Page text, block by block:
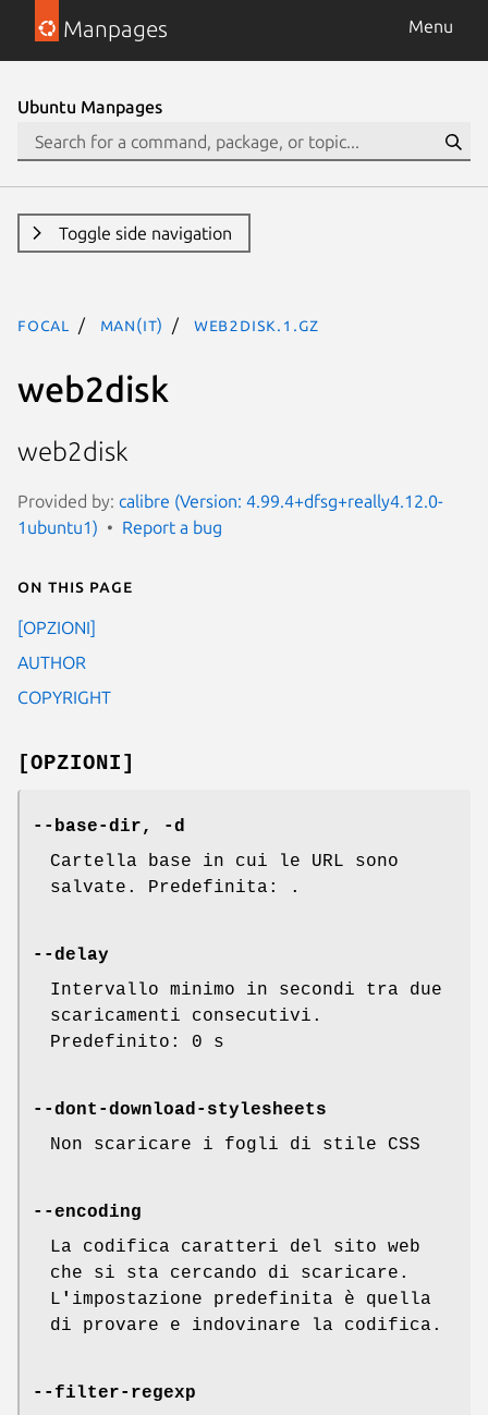
Manpages Menu
Ubuntu Manpages
Toggle side navigation
focal man(it) web2disk.1.gz
web2disk
web2disk
Provided by: calibre (Version: 4.99.4+dfsg+really4.12.0-
1ubuntu1)
Report a bug
On this page
[OPZIONI]
AUTHOR
COPYRIGHT
[OPZIONI]
--base-dir, -d
Cartella base in cui le URL sono
salvate. Predefinita: .
--delay
Intervallo minimo in secondi tra due
scaricamenti consecutivi.
Predefinito: 0 s
--dont-download-stylesheets
Non scaricare i fogli di stile CSS
--encoding
La codifica caratteri del sito web
che si sta cercando di scaricare.
L ' impostazione predefinita è quella
di provare e indovinare la codifica.
--filter-regexp